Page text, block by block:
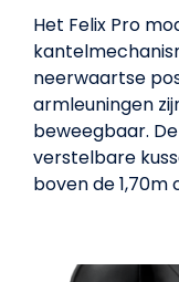
Het Felix Pro
neerwaartse
armleuningen
beweegbaar.
verstelbare
boven de